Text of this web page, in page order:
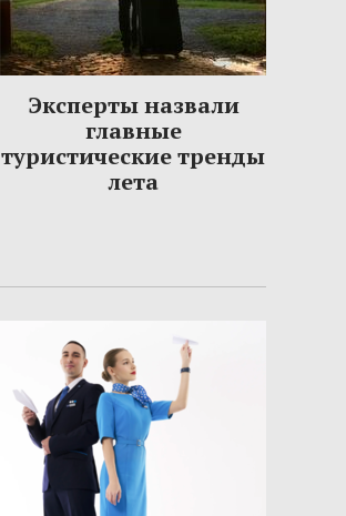
Эксперты назвали
главные
туристические тренды
лета